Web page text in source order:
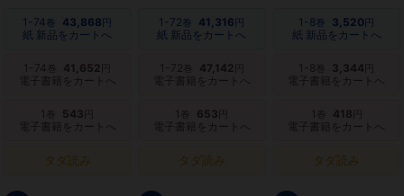
1-74巻 43,868 円
紙 新品をカートへ
1-74 41,652
電子書籍をカートへ
1 543
電子書籍をカートへ
タダ読み
1-72巻 41,316 円
紙 新品をカートへ
1-72 47,142
電子書籍をカートへ
1 653
電子書籍をカートへ
タダ読み
1-8巻 3,520 円
紙 新品をカートへ
1-8 3,344
電子書籍をカートへ
1 418
電子書籍をカートへ
タダ読み